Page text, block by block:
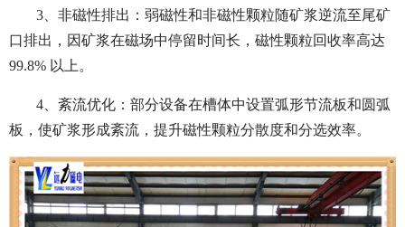
3、非磁性排出：弱磁性和非磁性颗粒随矿浆逆流至尾矿
口排出，因矿浆在磁场中停留时间长，磁性颗粒回收率高达
99.8% 以上。
4、紊流优化：部分设备在槽体中设置弧形节流板和圆弧
板，使矿浆形成紊流，提升磁性颗粒分散度和分选效率。